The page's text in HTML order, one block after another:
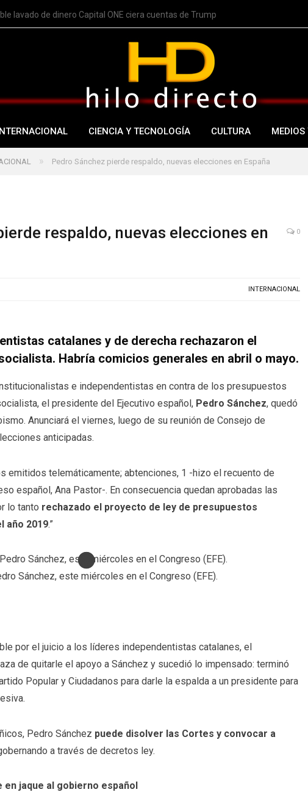
lavado de dinero Capital ONE ciera cuentas de Trump
CIENCIA Y TECNOLOGÍA CULTURA MEDIOS
» Pedro Sánchez pierde respaldo, nuevas elecciones en España
respaldo, nuevas elecciones en
0
INTERNACIONAL
catalanes y de derecha rechazaron el
Habría comicios generales en abril o mayo.
e independentistas en contra de los presupuestos
el presidente del Ejecutivo español, Pedro Sánchez, quedó
Anunciará el viernes, luego de su reunión de Consejo de
anticipadas.
emitidos telemáticamente; abtenciones, 1 -hizo el recuento de
español, Ana Pastor-. En consecuencia quedan aprobadas las
lo tanto rechazado el proyecto de ley de presupuestos
año 2019.”
Sánchez, este miércoles en el Congreso (EFE).
por el juicio a los líderes independentistas catalanes, el
de quitarle el apoyo a Sánchez y sucedió lo impensado: terminó
Popular y Ciudadanos para darle la espalda a un presidente para
Pedro Sánchez puede disolver las Cortes y convocar a
a través de decretos ley.
jaque al gobierno español